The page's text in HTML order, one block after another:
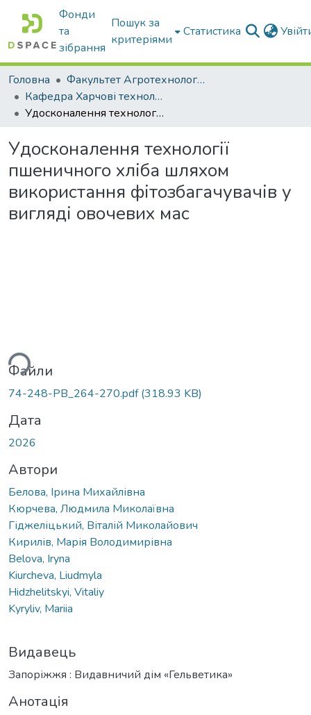
Фонди
та
зібрання
Пошук за
критеріями
Статистика
Головна
Факультет Агротехнологій та екології
Кафедра Харчові технологіі та готельно-ресторанна справа
Удосконалення технології пшеничного хліба шляхом використання фітозбагачувачів у вигляді овочевих мас
Удосконалення технології
пшеничного хліба шляхом
використання фітозбагачувачів у
вигляді овочевих мас
Файли
74-248-PB_264-270.pdf(318.93 KB)
Дата
2026
Автори
Белова, Ірина Михайлівна
Кюрчева, Людмила Миколаївна
Гіджеліцький, Віталій Миколайович
Кирилів, Марія Володимирівна
Belova, Iryna
Kiurcheva, Liudmyla
Hidzhelitskyi, Vitaliy
Kyryliv, Mariia
Видавець
Запоріжжя : Видавничий дім «Гельветика»
Анотація